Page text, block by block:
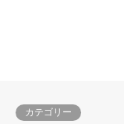
カテゴリー